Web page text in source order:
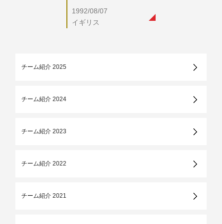
1992/08/07
イギリス
チーム紹介 2025
チーム紹介 2024
チーム紹介 2023
チーム紹介 2022
チーム紹介 2021